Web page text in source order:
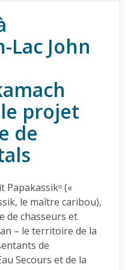
Au service des
public
universitaire demandent
Metals Inc. de mettre
Loma Larga en
passe droit pour le
John
projet
de
Papakassikᵘ («
le maître caribou),
de chasseurs et
– le territoire de la
de
Secours et de la